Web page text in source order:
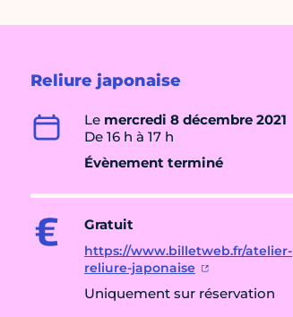
Reliure japonaise
Le mercredi 8 décembre 2021
De 16 h à 17 h
Évènement terminé
Gratuit
https://www.billetweb.fr/atelier-
reliure-japonaise
Uniquement sur réservation